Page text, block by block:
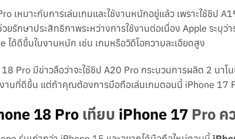
เหมาะกับการเล่นเกมและใช้งานหนักอยู่แล้ว เพราะใช้ชิป
ยรักษาประสิทธิภาพระหว่างการใช้งานต่อเนื่อง Apple ระบุว่
ได้ดีขึ้นในงานหนัก เช่น เกมหรือวิดีโอความละเอียดสูง
Pro มีข่าวลือว่าจะใช้ชิป A20 Pro กระบวนการผลิต 2 นาโ
านที่ดีขึ้น แต่ถ้าคุณต้องการมือถือเล่นเกมตอนนี้ iPhone 17
18 Proเทียบ iPhone 17 Pro ค